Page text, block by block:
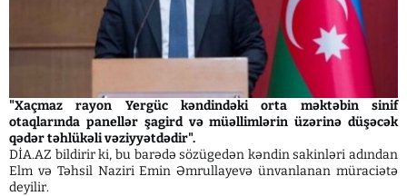
"Xaçmaz rayon Yergüc kəndindəki orta məktəbin sinif
otaqlarında panellər şagird və müəllimlərin üzərinə düşəcək
qədər təhlükəli vəziyyətdədir".
DİA.AZ bildirir ki, bu barədə sözügedən kəndin sakinləri adından
Elm və Təhsil Naziri Emin Əmrullayevə ünvanlanan müraciətə
deyilir.